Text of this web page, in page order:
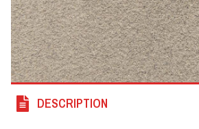
DESCRIPTION